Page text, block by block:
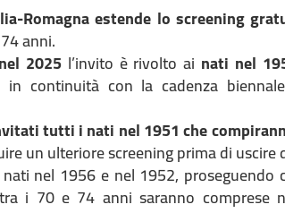
Romagna estende lo screening
anni.
nel 2025l’invito è rivolto ai nati nel
continuità con la cadenza
tutti i nati nel 1951 che
un ulteriore screening prima di uscire
nel 1956 e nel 1952, proseguendo
i 70 e 74 anni saranno comprese